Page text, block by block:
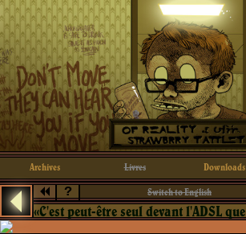
Archives Livres Downloads
? Switch to English